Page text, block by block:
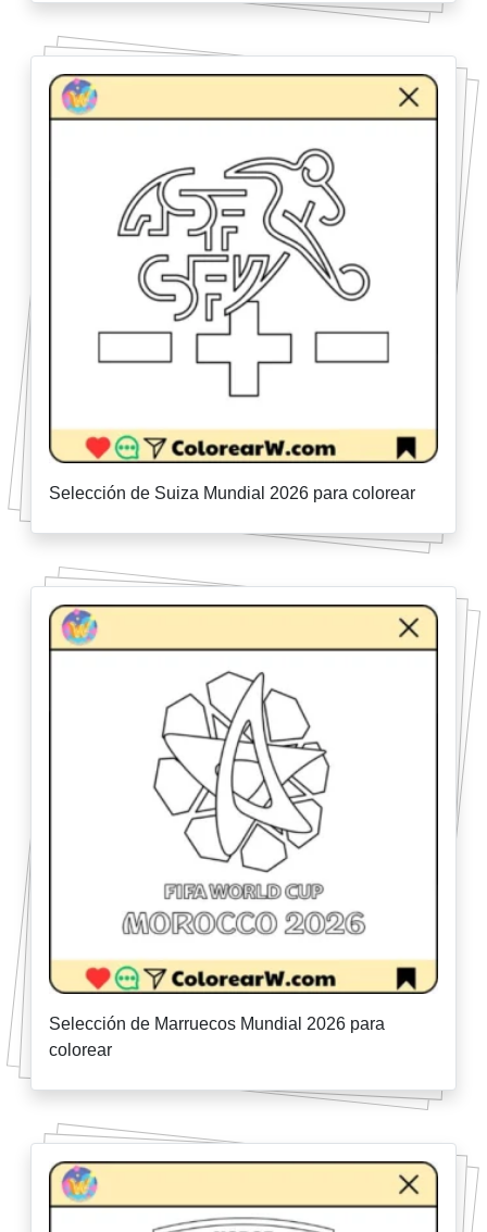
Selección de Suiza Mundial 2026 para colorear
Selección de Marruecos Mundial 2026 para
colorear